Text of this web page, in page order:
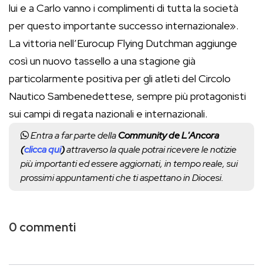
lui e a Carlo vanno i complimenti di tutta la società
per questo importante successo internazionale».
La vittoria nell’Eurocup Flying Dutchman aggiunge
così un nuovo tassello a una stagione già
particolarmente positiva per gli atleti del Circolo
Nautico Sambenedettese, sempre più protagonisti
sui campi di regata nazionali e internazionali.
Entra a far parte dellaCommunity de L'Ancora
(clicca qui)attraverso la quale potrai ricevere le notizie
più importanti ed essere aggiornati, in tempo reale, sui
prossimi appuntamenti che ti aspettano in Diocesi.
0 commenti